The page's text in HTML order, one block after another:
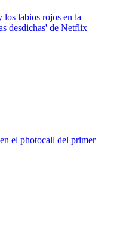
los labios rojos en la
desdichas' de Netflix
el photocall del primer